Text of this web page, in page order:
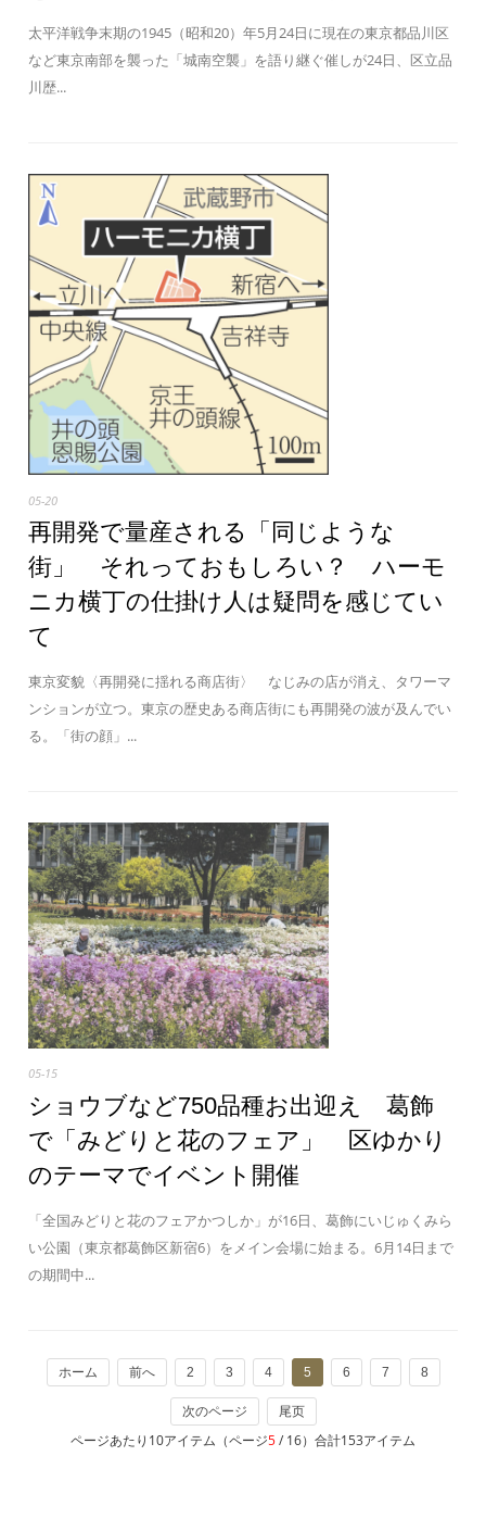
太平洋戦争末期の1945（昭和20）年5月24日に現在の東京都品川区
など東京南部を襲った「城南空襲」を語り継ぐ催しが24日、区立品
川歴...
05-20
再開発で量産される「同じような
街」 それっておもしろい？ ハーモ
ニカ横丁の仕掛け人は疑問を感じてい
て
東京変貌〈再開発に揺れる商店街〉 なじみの店が消え、タワーマ
ンションが立つ。東京の歴史ある商店街にも再開発の波が及んでい
る。「街の顔」...
05-15
ショウブなど750品種お出迎え 葛飾
で「みどりと花のフェア」 区ゆかり
のテーマでイベント開催
「全国みどりと花のフェアかつしか」が16日、葛飾にいじゅくみら
い公園（東京都葛飾区新宿6）をメイン会場に始まる。6月14日まで
の期間中...
ホーム 前へ 2 3 4 5 6 7 8
次のページ 尾页
ページあたり10アイテム（ページ5/ 16）合計153アイテム